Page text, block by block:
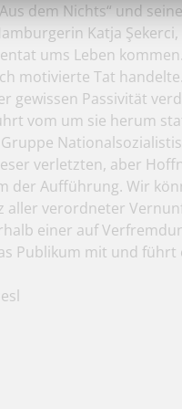
dem Nichts“ und
Katja
ums Leben
motivierte Tat
gewissen Passivität
vom um sie herum
verletzten, aber
der Aufführung. Wir
aller verordneter
einer auf
Publikum mit und